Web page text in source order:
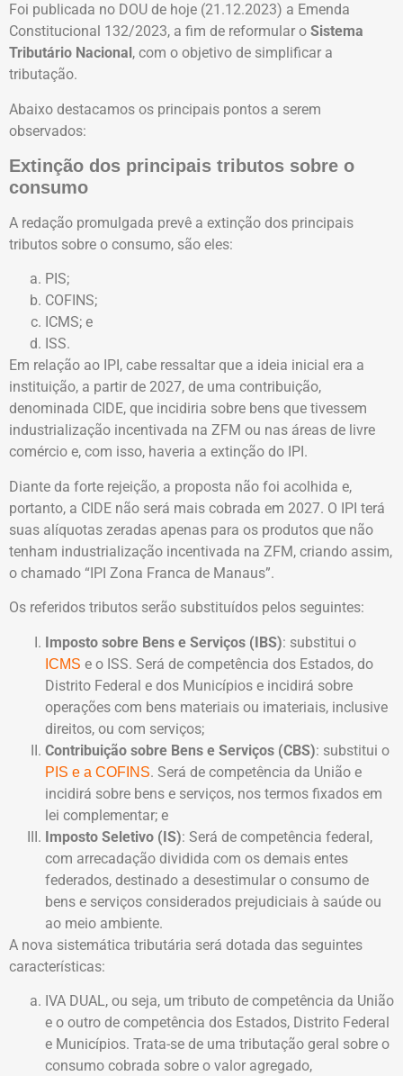
Foi publicada no DOU de hoje (21.12.2023) a Emenda
Constitucional 132/2023, a fim de reformular o Sistema
Tributário Nacional , com o objetivo de simplificar a
tributação.
Abaixo destacamos os principais pontos a serem
observados:
Extinção dos principais tributos sobre o
consumo
A redação promulgada prevê a extinção dos principais
tributos sobre o consumo, são eles:
PIS;
COFINS;
ICMS; e
ISS.
Em relação ao IPI, cabe ressaltar que a ideia inicial era a
instituição, a partir de 2027, de uma contribuição,
denominada CIDE, que incidiria sobre bens que tivessem
industrialização incentivada na ZFM ou nas áreas de livre
comércio e, com isso, haveria a extinção do IPI.
Diante da forte rejeição, a proposta não foi acolhida e,
portanto, a CIDE não será mais cobrada em 2027. O IPI terá
suas alíquotas zeradas apenas para os produtos que não
tenham industrialização incentivada na ZFM, criando assim,
o chamado “IPI Zona Franca de Manaus”.
Os referidos tributos serão substituídos pelos seguintes:
Imposto sobre Bens e Serviços (IBS): substitui o
ICMS e o ISS. Será de competência dos Estados, do
Distrito Federal e dos Municípios e incidirá sobre
operações com bens materiais ou imateriais, inclusive
direitos, ou com serviços;
Contribuição sobre Bens e Serviços (CBS): substitui o
PIS e a COFINS. Será de competência da União e
incidirá sobre bens e serviços, nos termos fixados em
lei complementar; e
Imposto Seletivo (IS): Será de competência federal,
com arrecadação dividida com os demais entes
federados, destinado a desestimular o consumo de
bens e serviços considerados prejudiciais à saúde ou
ao meio ambiente.
A nova sistemática tributária será dotada das seguintes
características:
IVA DUAL, ou seja, um tributo de competência da União
e o outro de competência dos Estados, Distrito Federal
e Municípios. Trata-se de uma tributação geral sobre o
consumo cobrada sobre o valor agregado,